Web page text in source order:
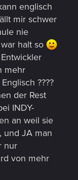
englisch
mir schwer
nie
war halt so
mehr
????
der Rest
INDY-
an weil sie
und JA man
nur
von mehr